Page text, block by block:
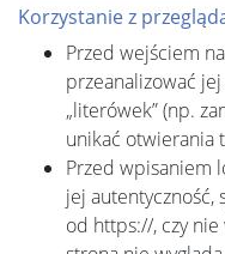
Korzystanie z
Przed wejściem
przeanalizować
„literówek” (np.
unikać otwierania
Przed wpisaniem
jej autentyczność,
od https://, czy